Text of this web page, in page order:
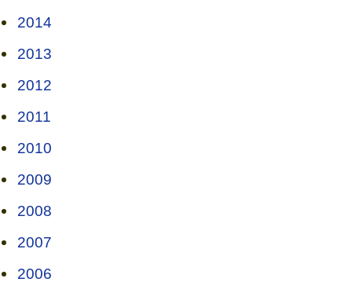
2014
2013
2012
2011
2010
2009
2008
2007
2006